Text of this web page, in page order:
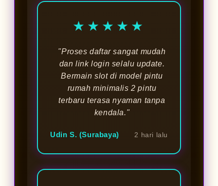
★★★★★
"Proses daftar sangat mudah
dan link login selalu update.
Bermain slot di model pintu
rumah minimalis 2 pintu
terbaru terasa nyaman tanpa
kendala."
Udin S. (Surabaya) 2 hari lalu